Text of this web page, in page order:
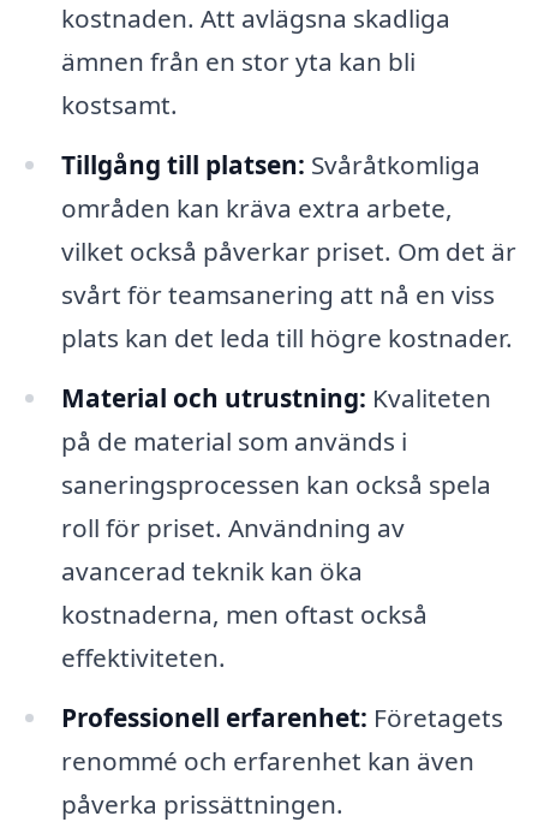
kostnaden. Att avlägsna skadliga
ämnen från en stor yta kan bli
kostsamt.
Tillgång till platsen: Svåråtkomliga
områden kan kräva extra arbete,
vilket också påverkar priset. Om det är
svårt för teamsanering att nå en viss
plats kan det leda till högre kostnader.
Material och utrustning: Kvaliteten
på de material som används i
saneringsprocessen kan också spela
roll för priset. Användning av
avancerad teknik kan öka
kostnaderna, men oftast också
effektiviteten.
Professionell erfarenhet: Företagets
renommé och erfarenhet kan även
påverka prissättningen.